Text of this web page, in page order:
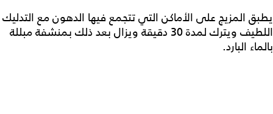
يطبق المزيج على الأماكن التي تتجمع فيها الدهون مع التدليك
اللطيف ويترك لمدة 30 دقيقة ويزال بعد ذلك بمنشفة مبللة
بالماء البارد.